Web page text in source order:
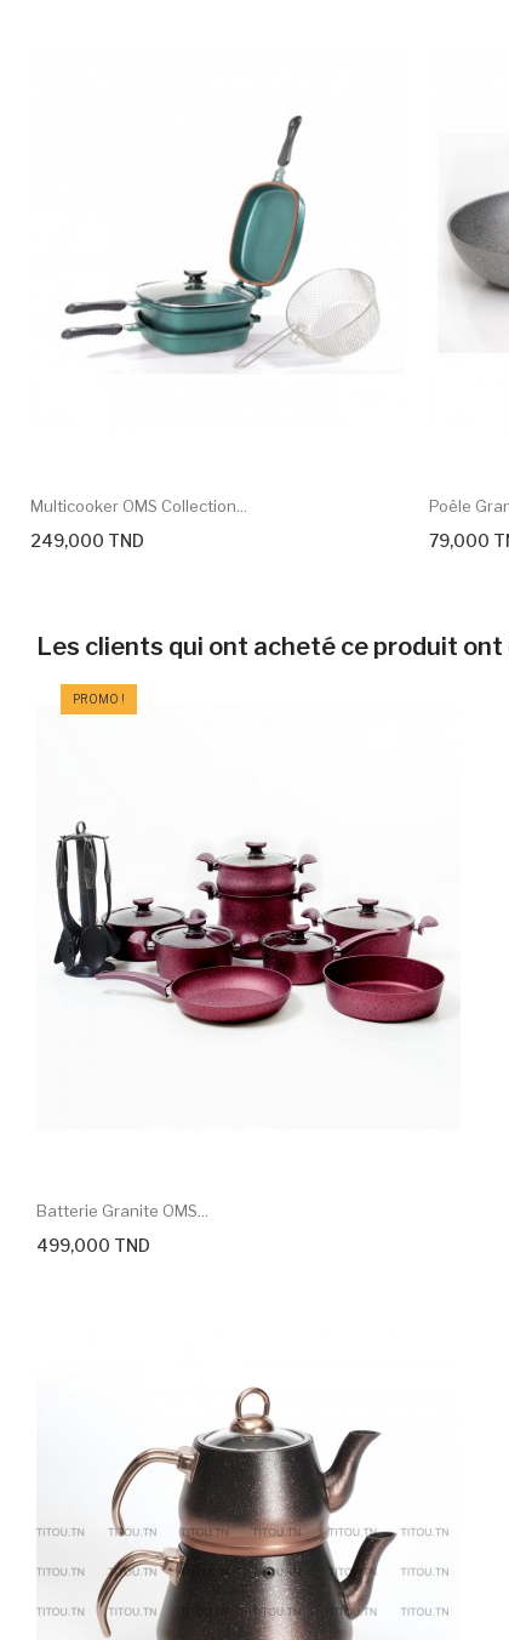
Multicooker OMS Collection...
249,000 TND
Poêle
79,000
Les clients qui ont acheté ce produit
PROMO !
Batterie Granite OMS...
499,000 TND